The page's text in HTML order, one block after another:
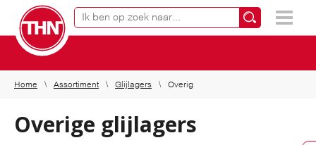
Home Assortiment Glijlagers Overig
Overige glijlagers
×
Online productzoeker